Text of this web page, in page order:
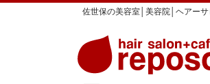
佐世保の美容室│美容院│ヘアーサ